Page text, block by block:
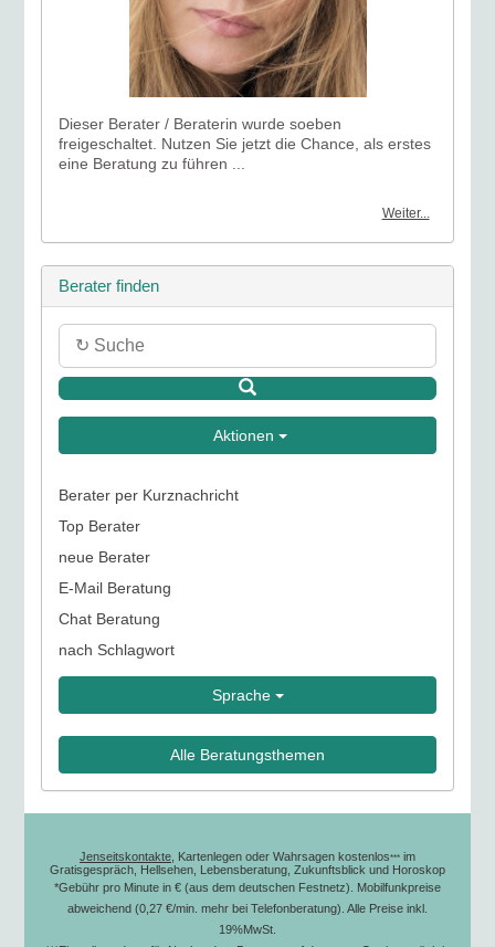
Dieser Berater / Beraterin wurde soeben
freigeschaltet. Nutzen Sie jetzt die Chance, als erstes
eine Beratung zu führen ...
Weiter...
Berater finden
Aktionen
Berater per Kurznachricht
Top Berater
neue Berater
E-Mail Beratung
Chat Beratung
nach Schlagwort
Sprache
Alle Beratungsthemen
Jenseitskontakte , Kartenlegen oder Wahrsagen kostenlos*** im
Gratisgespräch, Hellsehen, Lebensberatung, Zukunftsblick und Horoskop
*Gebühr pro Minute in € (aus dem deutschen Festnetz). Mobilfunkpreise
abweichend (0,27 €/min. mehr bei Telefonberatung). Alle Preise inkl.
19%MwSt.